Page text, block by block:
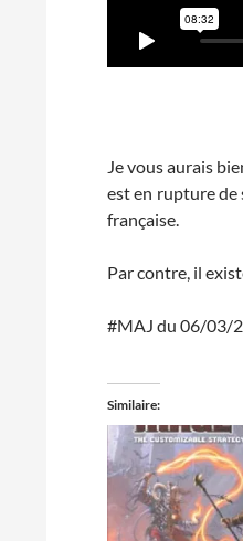
Je vous aurais
est en rupture de
française.
Par contre, il
#MAJ du 06/03/
Similaire